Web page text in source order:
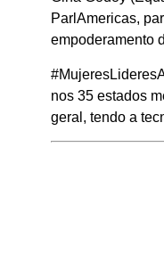
ParlAmericas,
empoderamento
nos 35 estados
geral, tendo a